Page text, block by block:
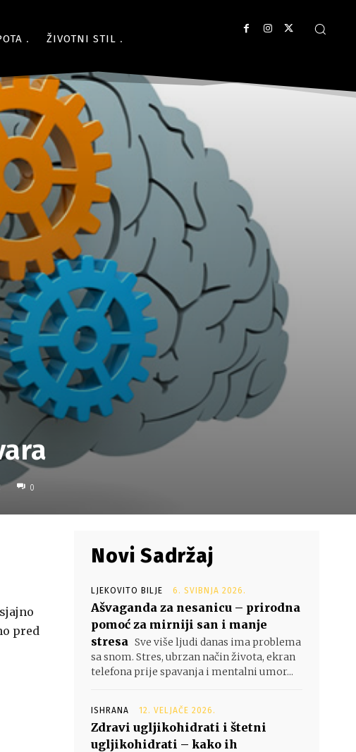
ŽIVOTNI STIL
0
pred
Novi Sadržaj
LJEKOVITO BILJE 6. SVIBNJA 2026.
Ašvaganda za nesanicu – prirodna
pomoć za mirniji san i manje
stresa Sve više ljudi danas ima problema
sa snom. Stres, ubrzan način života, ekran
telefona prije spavanja i mentalni umor...
ISHRANA 12. VELJAČE 2026.
Zdravi ugljikohidrati i štetni
ugljikohidrati – kako ih